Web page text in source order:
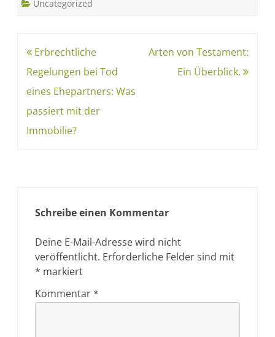
Uncategorized
Erbrechtliche
Regelungen bei Tod
eines Ehepartners: Was
passiert mit der
Immobilie?
Arten von Testament:
Ein Überblick.
Schreibe einen Kommentar
Deine E-Mail-Adresse wird nicht
veröffentlicht. Erforderliche Felder sind mit
* markiert
Kommentar*